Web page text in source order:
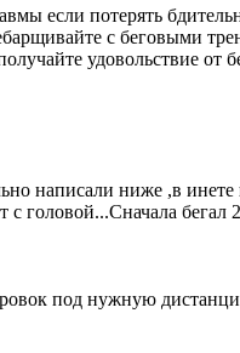
если потерять
с беговыми
удовольствие от
написали ниже ,в
с головой...Сначала
под нужную